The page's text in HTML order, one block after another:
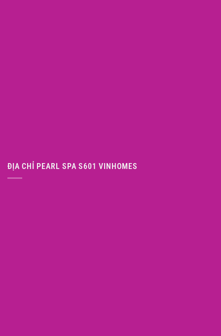
ĐỊA CHỈ PEARL SPA S601 VINHOMES